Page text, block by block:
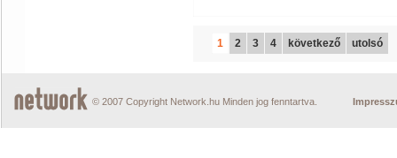
1 2 3 4 következő utolsó
© 2007 Copyright Network.hu Minden jog fenntartva.